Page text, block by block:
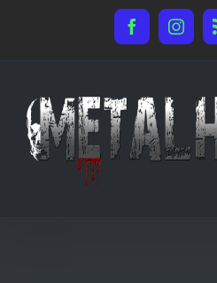
Facebook